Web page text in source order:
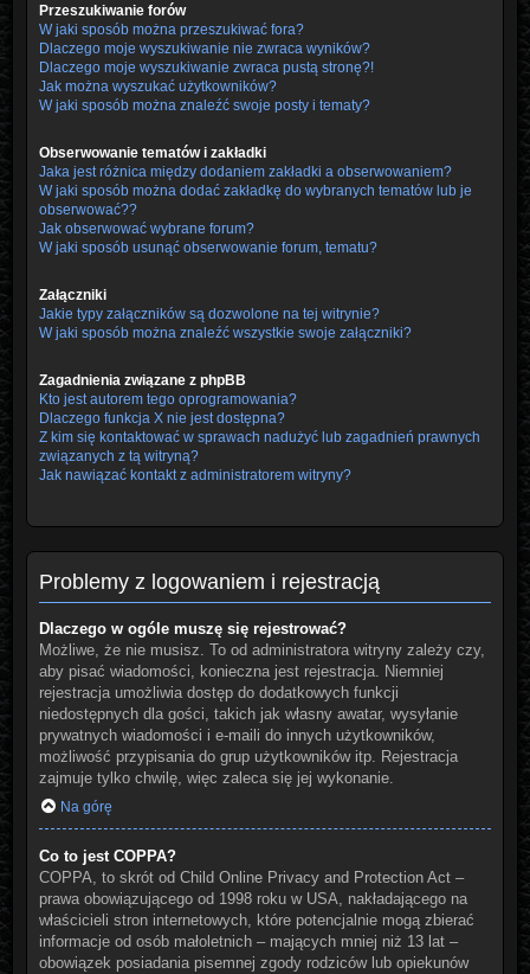
Przeszukiwanie forów
W jaki sposób można przeszukiwać fora?
Dlaczego moje wyszukiwanie nie zwraca wyników?
Dlaczego moje wyszukiwanie zwraca pustą stronę?!
Jak można wyszukać użytkowników?
W jaki sposób można znaleźć swoje posty i tematy?
Obserwowanie tematów i zakładki
Jaka jest różnica między dodaniem zakładki a obserwowaniem?
W jaki sposób można dodać zakładkę do wybranych tematów lub je
obserwować??
Jak obserwować wybrane forum?
W jaki sposób usunąć obserwowanie forum, tematu?
Załączniki
Jakie typy załączników są dozwolone na tej witrynie?
W jaki sposób można znaleźć wszystkie swoje załączniki?
Zagadnienia związane z phpBB
Kto jest autorem tego oprogramowania?
Dlaczego funkcja X nie jest dostępna?
Z kim się kontaktować w sprawach nadużyć lub zagadnień prawnych
związanych z tą witryną?
Jak nawiązać kontakt z administratorem witryny?
Problemy z logowaniem i rejestracją
Dlaczego w ogóle muszę się rejestrować?
Możliwe, że nie musisz. To od administratora witryny zależy czy,
aby pisać wiadomości, konieczna jest rejestracja. Niemniej
rejestracja umożliwia dostęp do dodatkowych funkcji
niedostępnych dla gości, takich jak własny awatar, wysyłanie
prywatnych wiadomości i e-maili do innych użytkowników,
możliwość przypisania do grup użytkowników itp. Rejestracja
zajmuje tylko chwilę, więc zaleca się jej wykonanie.
Na górę
Co to jest COPPA?
COPPA, to skrót od Child Online Privacy and Protection Act –
prawa obowiązującego od 1998 roku w USA, nakładającego na
właścicieli stron internetowych, które potencjalnie mogą zbierać
informacje od osób małoletnich – mających mniej niż 13 lat –
obowiązek posiadania pisemnej zgody rodziców lub opiekunów